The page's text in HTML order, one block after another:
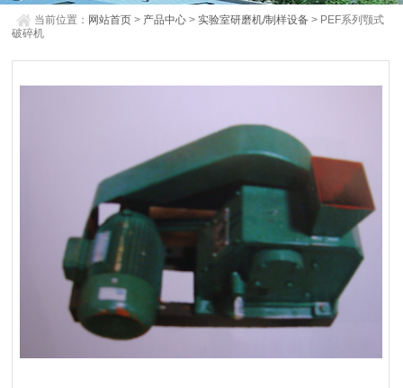
当前位置： 网站首页 > 产品中心 >实验室研磨机/制样设备 > PEF系列颚式
破碎机